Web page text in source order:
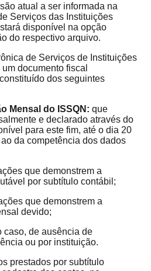
atual a ser informada na
Serviços das Instituições
disponível na opção
do respectivo arquivo.
de Serviços de Instituições
documento fiscal
dos seguintes
Mensal do ISSQN: que
e declarado através do
para este fim, até o dia 20
da competência dos dados
que demonstrem a
por subtítulo contábil;
que demonstrem a
devido;
caso, de ausência de
ou por instituição.
prestados por subtítulo